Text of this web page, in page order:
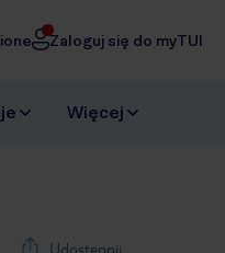
Zaloguj się do myTUI
Więcej
Udostępnij